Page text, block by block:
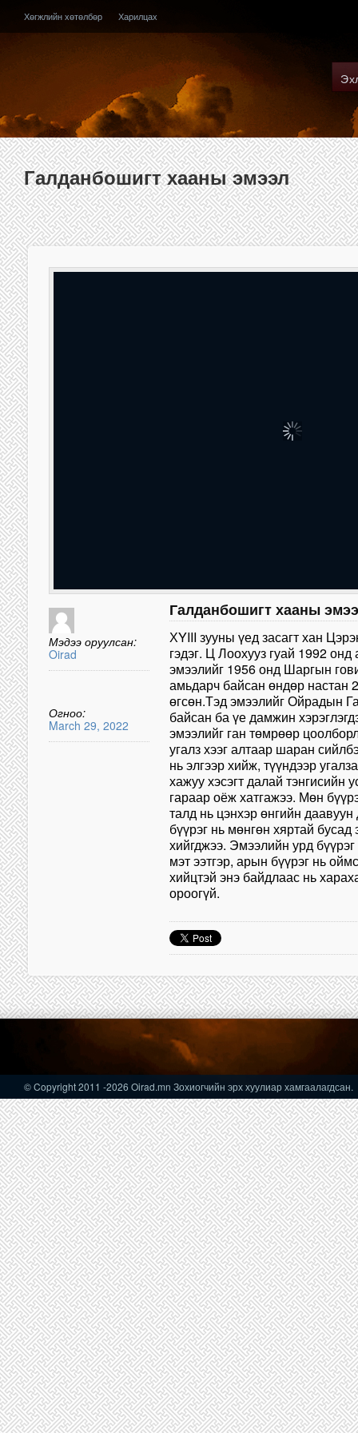
Хөгжлийн хөтөлбөр Харилцах
Галданбошигт хааны эмээл
Мэдээ оруулсан:
Oirad
Огноо:
March 29, 2022
Галданбошигт хааны
ХYIII зууны үед засагт хан
гэдэг. Ц Лоохууз гуай 1992
эмээлийг 1956 онд Шаргын
амьдарч байсан өндөр настан
өгсөн.Тэд эмээлийг Ойрадын
байсан ба үе дамжин
эмээлийг ган төмрөөр
угалз хээг алтаар шаран
нь элгээр хийж, түүндээр
хажуу хэсэгт далай тэнгисийн
гараар оёж хатгажээ. Мөн
талд нь цэнхэр өнгийн
бүүрэг нь мөнгөн хяртай
хийгджээ. Эмээлийн урд
мэт ээтгэр, арын бүүрэг нь
хийцтэй энэ байдлаас нь
ороогүй.
© Copyright 2011 -2026 Oirad.mn Зохиогчийн эрх хуулиар хамгаалагдсан.